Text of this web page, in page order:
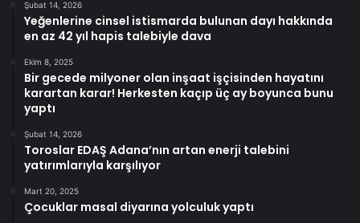
Şubat 14, 2026
Yeğenlerine cinsel istismarda bulunan dayı hakkında
en az 42 yıl hapis talebiyle dava
Ekim 8, 2025
Bir gecede milyoner olan inşaat işçisinden hayatını
karartan karar! Herkesten kaçıp üç ay boyunca bunu
yaptı
Şubat 14, 2026
Toroslar EDAŞ Adana’nın artan enerji talebini
yatırımlarıyla karşılıyor
Mart 20, 2025
Çocuklar masal diyarına yolculuk yaptı